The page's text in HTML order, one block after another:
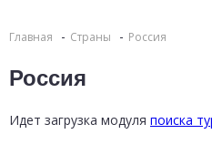
Главная Страны Россия
Россия
Идет загрузка модуля поиска